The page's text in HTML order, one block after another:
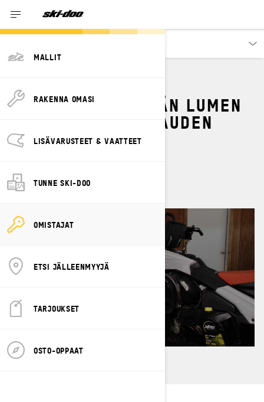
MALLIT
RAKENNA OMASI
LISÄVARUSTEET & VAATTEET
TUNNE SKI-DOO
OMISTAJAT
ETSI JÄLLEENMYYJÄ
TARJOUKSET
OSTO-OPPAAT
MITEN TEHDÄ SYVÄN LUMEN
KELKAN HUOLTO KAUDEN
AIKANA?